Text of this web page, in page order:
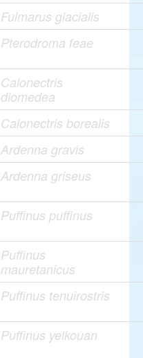
Fulmarus glacialis
Pterodroma feae
Calonectris
diomedea
Calonectris borealis
Ardenna gravis
Ardenna griseus
Puffinus puffinus
Puffinus
mauretanicus
Puffinus tenuirostris
Puffinus yelkouan